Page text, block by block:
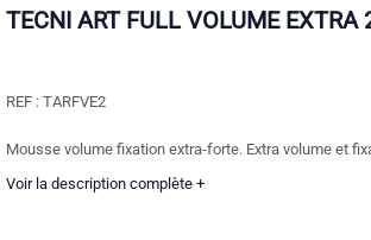
TECNI ART FULL VOLUME EXTRA
REF : TARFVE2
Mousse volume fixation extra-forte. Extra volume et
Voir la description complète +